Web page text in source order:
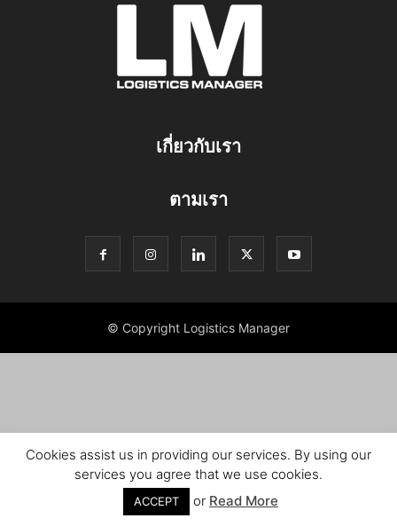
เกี่ยวกับเรา
ตามเรา
© Copyright Logistics Manager
Cookies assist us in providing our services. By using our
services you agree that we use cookies.
ACCEPT or Read More